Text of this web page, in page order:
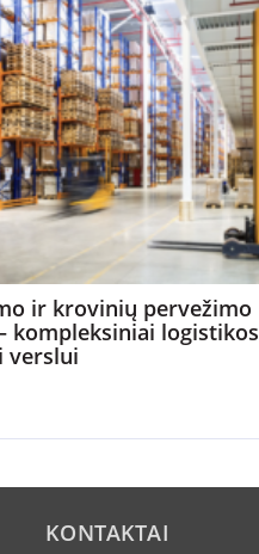
ir krovinių pervežimo
kompleksiniai logistikos
verslui
KONTAKTAI